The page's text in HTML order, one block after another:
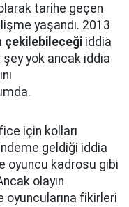
tarihe geçen
yaşandı. 2013
çekilebileceği iddia
yok ancak iddia
için kolları
geldiği iddia
oyuncu kadrosu gibi
olayın
fikirleri